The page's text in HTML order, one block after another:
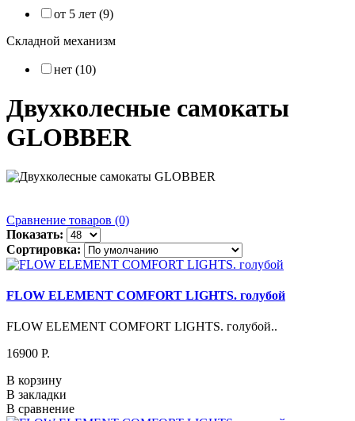
от 5 лет (9)
Складной механизм
нет (10)
Двухколесные самокаты
GLOBBER
Сравнение товаров (0)
Показать:
Сортировка:
FLOW ELEMENT COMFORT LIGHTS. голубой
FLOW ELEMENT COMFORT LIGHTS. голубой..
16900 P.
В корзину
В закладки
В сравнение